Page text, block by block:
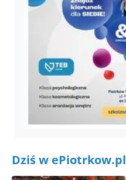
Dziś w ePiotrkow.pl